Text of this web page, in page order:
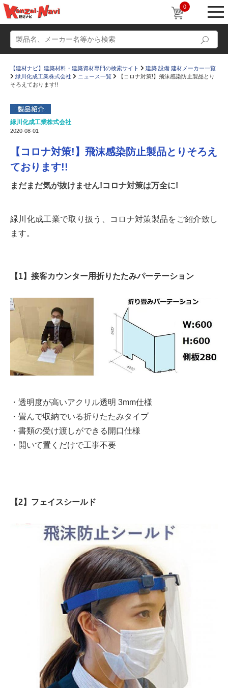
0
動画
かたなび コラム
すまいリング
Q＆A 販売・施工代理店募集
【建材ナビ】建築材料・建築資材専門の検索サイト
建築 設備 建材メーカー一覧
緑川化成工業株式会社
ニュース一覧
【コロナ対策!】飛沫感染防止製品とり
そろえております!!
緑川化成工業株式会社
2020-08-01
【コロナ対策!】飛沫感染防止製品とりそろえ
ております!!
まだまだ気が抜けません!コロナ対策は万全に!
緑川化成工業で取り扱う、コロナ対策製品をご紹介致し
ます。
【1】接客カウンター用折りたたみパーテーション
・透明度が高いアクリル透明 3mm仕様
・畳んで収納でいる折りたたみタイプ
・書類の受け渡しができる開口仕様
・開いて置くだけで工事不要
【2】フェイスシールド